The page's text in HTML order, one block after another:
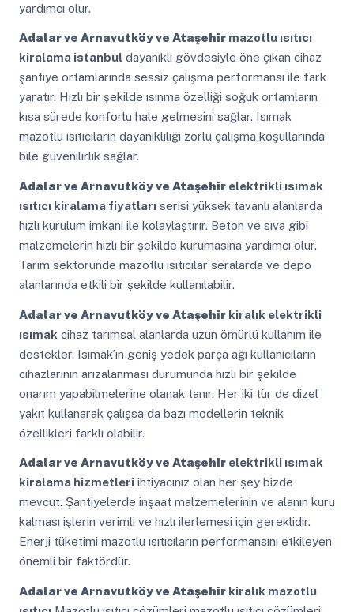
yardımcı olur.
Adalar ve Arnavutköy ve Ataşehirmazotlu ısıtıcı
kiralama istanbuldayanıklı gövdesiyle öne çıkan cihaz
şantiye ortamlarında sessiz çalışma performansı ile fark
yaratır. Hızlı bir şekilde ısınma özelliği soğuk ortamların
kısa sürede konforlu hale gelmesini sağlar. Isımak
mazotlu ısıtıcıların dayanıklılığı zorlu çalışma koşullarında
bile güvenilirlik sağlar.
Adalar ve Arnavutköy ve Ataşehirelektrikli ısımak
ısıtıcı kiralama fiyatlarıserisi yüksek tavanlı alanlarda
hızlı kurulum imkanı ile kolaylaştırır. Beton ve sıva gibi
malzemelerin hızlı bir şekilde kurumasına yardımcı olur.
Tarım sektöründe mazotlu ısıtıcılar seralarda ve depo
alanlarında etkili bir şekilde kullanılabilir.
Adalar ve Arnavutköy ve Ataşehirkiralık elektrikli
ısımak cihaz tarımsal alanlarda uzun ömürlü kullanım ile
destekler. Isımak’ın geniş yedek parça ağı kullanıcıların
cihazlarının arızalanması durumunda hızlı bir şekilde
onarım yapabilmelerine olanak tanır. Her iki tür de dizel
yakıt kullanarak çalışsa da bazı modellerin teknik
özellikleri farklı olabilir.
Adalar ve Arnavutköy ve Ataşehirelektrikli ısımak
kiralama hizmetleriihtiyacınız olan her şey bizde
mevcut. Şantiyelerde inşaat malzemelerinin ve alanın kuru
kalması işlerin verimli ve hızlı ilerlemesi için gereklidir.
Enerji tüketimi mazotlu ısıtıcıların performansını etkileyen
önemli bir faktördür.
Adalar ve Arnavutköy ve Ataşehirkiralık mazotlu